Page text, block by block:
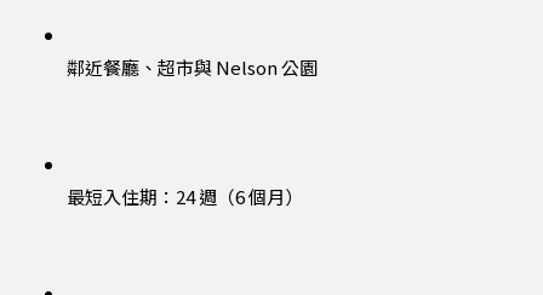
鄰近餐廳、超市與 Nelson 公園
最短入住期：24 週（6 個月）